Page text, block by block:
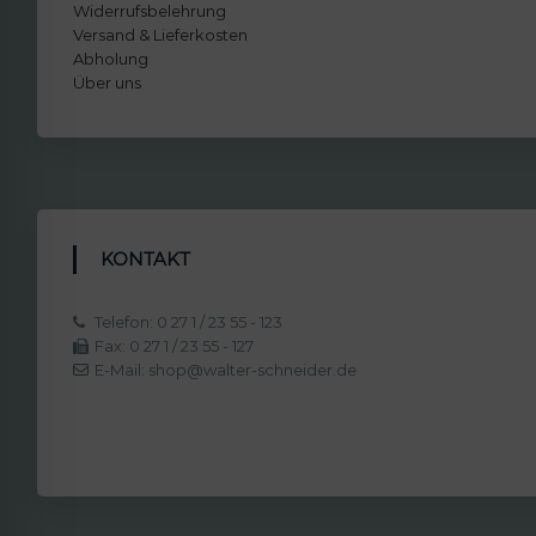
Widerrufsbelehrung
Versand & Lieferkosten
Abholung
Über uns
KONTAKT
Telefon: 0 27 1 / 23 55 - 123
Fax: 0 27 1 / 23 55 - 127
E-Mail: shop@walter-schneider.de